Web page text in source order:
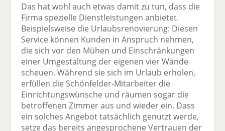
Das hat wohl auch etwas damit zu tun, dass die
Firma spezielle Dienstleistungen anbietet.
Beispielsweise die Urlaubsrenovierung: Diesen
Service können Kunden in Anspruch nehmen,
die sich vor den Mühen und Einschränkungen
einer Umgestaltung der eigenen vier Wände
scheuen. Während sie sich im Urlaub erholen,
erfüllen die Schönfelder-Mitarbeiter die
Einrichtungswünsche und räumen sogar die
betroffenen Zimmer aus und wieder ein. Dass
ein solches Angebot tatsächlich genutzt werde,
setze das bereits angesprochene Vertrauen der